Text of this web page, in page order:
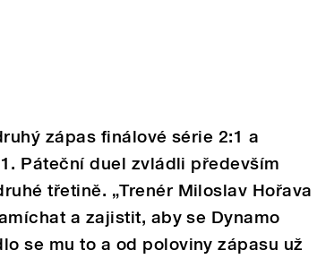
zápas finálové série 2:1 a
Páteční duel zvládli především
třetině. „Trenér Miloslav Hořava
a zajistit, aby se Dynamo
se mu to a od poloviny zápasu už